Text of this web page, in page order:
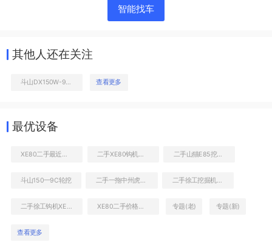
智能找车
其他人还在关注
查看更多
最优设备
二手山猫E85挖掘机
斗山150一9C轮挖 二手一拖中州虎828C非公路自卸车
专题(老) 专题(新)
查看更多